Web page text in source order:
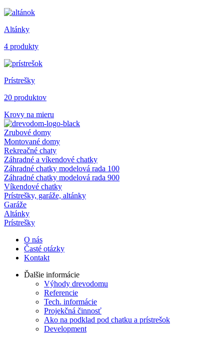
Altánky
4 produkty
Prístrešky
20 produktov
Krovy na mieru
Zrubové domy
Montované domy
Rekreačné chaty
Záhradné a víkendové chatky
Záhradné chatky modelová rada 100
Záhradné chatky modelová rada 900
Víkendové chatky
Prístrešky, garáže, altánky
Garáže
Altánky
Prístrešky
O nás
Časté otázky
Kontakt
Ďalšie informácie
Výhody drevodomu
Referencie
Tech. informácie
Projekčná činnosť
Ako na podklad pod chatku a prístrešok
Development